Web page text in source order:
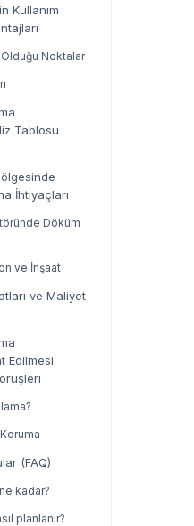
Kullanım
Olduğu Noktalar
Tablosu
İhtiyaçları
Döküm
ve İnşaat
ve Maliyet
Edilmesi
(FAQ)
kadar?
planlanır?